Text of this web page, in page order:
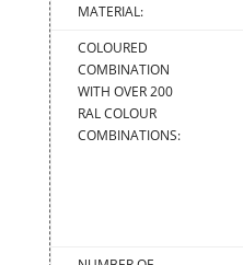
MATERIAL:
COLOURED
COMBINATION
WITH OVER 200
RAL COLOUR
COMBINATIONS: